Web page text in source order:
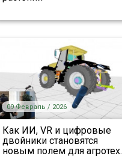
09 Февраль / 2026
Как ИИ, VR и цифровые
двойники становятся
новым полем для агротех